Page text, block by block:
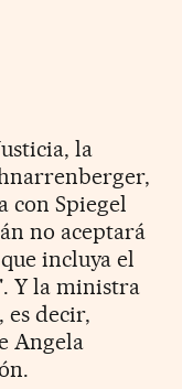
la
con Spiegel
no aceptará
incluya el
Y la ministra
es decir,
Angela